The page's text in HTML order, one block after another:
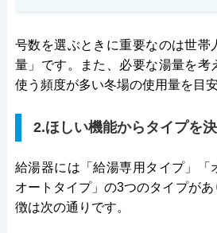
号数を選ぶときに重要なのは世帯
量」です。また、必要な湯量を考
使う頻度が多い冬場の使用量を目
2.ほしい機能からタイプを
給湯器には「給湯専用タイプ」「
オートタイプ」の3つのタイプが
徴は次の通りです。